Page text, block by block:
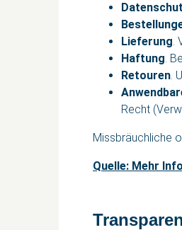
Lieferung.
Haftung.
Retouren.
Recht
Missbräuchliche
Quelle: Mehr